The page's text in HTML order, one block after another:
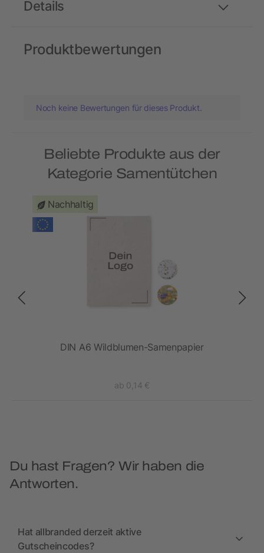
Details
Produktbewertungen
Noch keine Bewertungen für dieses Produkt.
Beliebte Produkte aus der
Kategorie Samentütchen
Nachhaltig
DIN A6 Wildblumen-Samenpapier
ab 0,14 €
Du hast Fragen? Wir haben die
Antworten.
Hat allbranded derzeit aktive
Gutscheincodes?